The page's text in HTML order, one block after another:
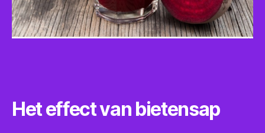
Het effect van bietensap